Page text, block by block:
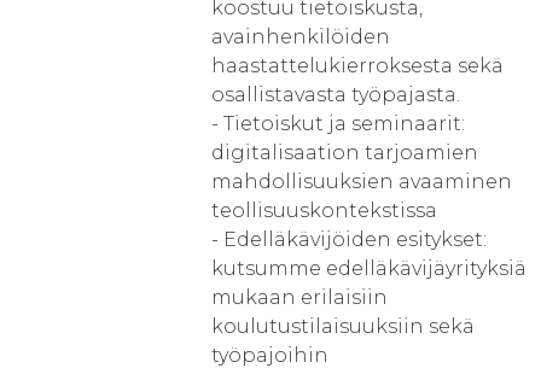
koostuu tietoiskusta,
avainhenkilöiden
haastattelukierroksesta sekä
osallistavasta työpajasta.
- Tietoiskut ja seminaarit:
digitalisaation tarjoamien
mahdollisuuksien avaaminen
teollisuuskontekstissa
- Edelläkävijöiden esitykset:
kutsumme edelläkävijäyrityksiä
mukaan erilaisiin
koulutustilaisuuksiin sekä
työpajoihin